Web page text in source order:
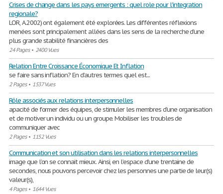
Crises de change dans les pays emergents : quel role pour l'integration
regionale?
LOR, A.2002) ont également été explorées. Les différentes réflexions
menées sont principalement allées dans les sens de la recherche d’une
plus grande stabilité financières des
24 Pages• 2400 Vues
Relation Entre Croissance Économique Et Inflation
se faire sans inflation? En d’autres termes quel est...
2 Pages• 1537 Vues
Rôle associés aux relations interpersonnelles
apacité de former des équipes, de stimuler les membres d’une organisation
et de motiver un individu ou un groupe. Mobiliser les troubles de
communiquer avec
2 Pages• 1152 Vues
Communication et son utilisation dans les relations interpersonnelles
image que l’on se connait mieux. Ainsi, en l’espace d’une trentaine de
secondes, nous pouvons percevoir chez les personnes une partie de leur(s)
valeur(s),
4 Pages• 1644 Vues